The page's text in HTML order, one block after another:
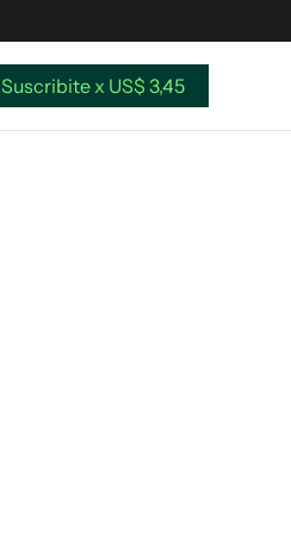
Suscribite x US$ 3,45